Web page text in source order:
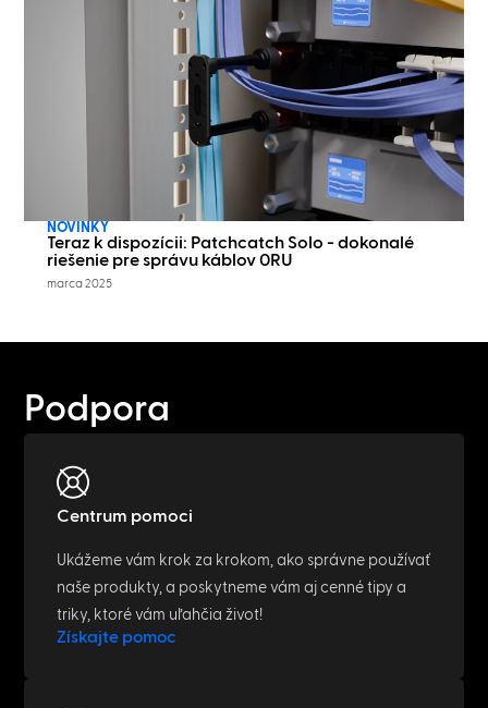
NOVINKY
Teraz k dispozícii: Patchcatch Solo - dokonalé
riešenie pre správu káblov 0RU
marca 2025
Podpora
Centrum pomoci
Ukážeme vám krok za krokom, ako správne používať
naše produkty, a poskytneme vám aj cenné tipy a
triky, ktoré vám uľahčia život!
Získajte pomoc